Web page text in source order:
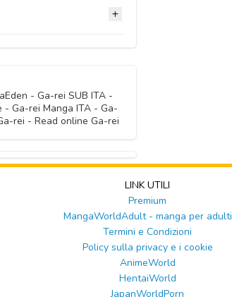
23 Ottobre 2020
23 Ottobre 2020
23 Ottobre 2020
23 Ottobre 2020
23 Ottobre 2020
23 Ottobre 2020
23 Ottobre 2020
23 Ottobre 2020
- Ga-rei SUB ITA -
Ga-rei Manga ITA - Ga-
rei - Read online Ga-rei
LINK UTILI
Premium
MangaWorldAdult - manga per adulti
Termini e Condizioni
Policy sulla privacy e i cookie
AnimeWorld
HentaiWorld
JapanWorldPorn